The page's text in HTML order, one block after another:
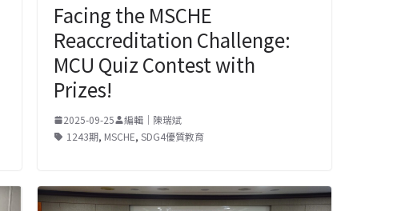
Facing the MSCHE
Reaccreditation Challenge:
MCU Quiz Contest with
Prizes!
2025-09-25
編輯｜陳瑞斌
1243期, MSCHE,SDG4優質教育